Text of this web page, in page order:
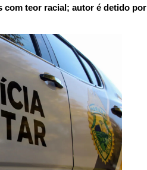
com teor racial; autor é detido por